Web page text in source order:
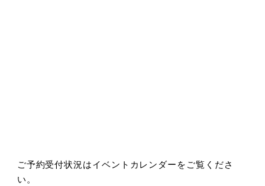
ご予約受付状況はイベントカレンダーをご覧くださ
い。